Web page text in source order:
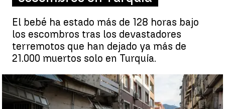
El bebé ha estado más de 128 horas bajo
los escombros tras los devastadores
terremotos que han dejado ya más de
21.000 muertos solo en Turquía.